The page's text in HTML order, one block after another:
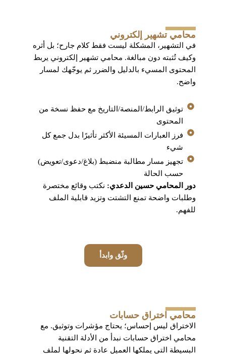
محامي تشهير إلكتروني
في التشهير، المشكلة ليست فقط كلام جارح؛ بل أثره
وكيف تُثبته دون مبالغة. محامي تشهير إلكتروني يربط
المحتوى المسيء بالدليل والضرر ثم يوجّهك لمسار
واضح.
توثيق الرابط/المنصة/التاريخ مع حفظ نسخة من
المحتوى
فرز العبارات المسيئة الأكثر تأثيرًا بدل جمع كل
شيء
تجهيز مسار مطالبة منضبط (بلاغ/دعوى/تعويض)
حسب الحالة
دور المحامي حسين الدعدي: نكتب وقائع مختصرة
وطلبات واضحة تمنع التشتت وتزيد قابلية الملف
للفهم.
وثّق وابدأ
محامي اختراق حسابات
الاختراق ليس إحساس؛ يحتاج مؤشرات وتوثيق. مع
محامي اختراق حسابات نبدأ من الأدلة التقنية
البسيطة التي يملكها العميل عادة ثم نحولها لملف